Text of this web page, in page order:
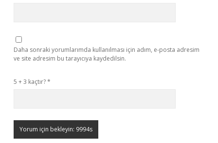
Daha sonraki yorumlarımda kullanılması için adım, e-posta adresim
ve site adresim bu tarayıcıya kaydedilsin.
5 + 3 kaçtır?*